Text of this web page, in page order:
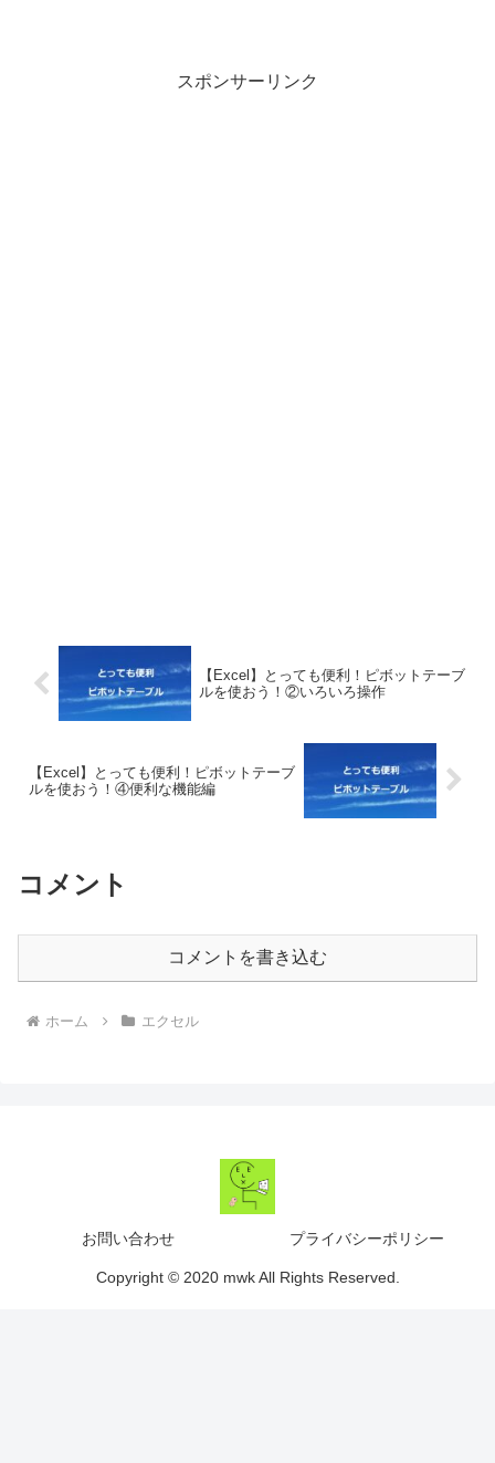
スポンサーリンク
【Excel】とっても便利！ピボットテーブ
ルを使おう！②いろいろ操作
【Excel】とっても便利！ピボットテーブ
ルを使おう！④便利な機能編
コメント
コメントを書き込む
ホーム エクセル
お問い合わせ プライバシーポリシー
Copyright © 2020 mwk All Rights Reserved.